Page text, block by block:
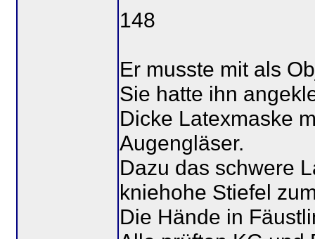
148
Er musste mit als
Sie hatte ihn
Dicke Latexmaske
Augengläser.
Dazu das schwere
kniehohe Stiefel
Die Hände in